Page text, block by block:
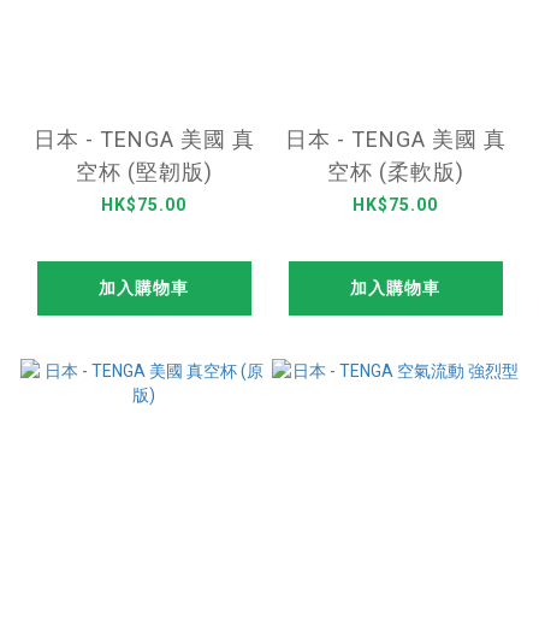
日本 - TENGA 美國 真
空杯 (堅韌版)
HK$75.00
加入購物車
日本 - TENGA 美國 真
空杯 (柔軟版)
HK$75.00
加入購物車